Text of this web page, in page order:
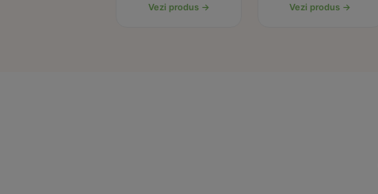
Vezi produs → Vezi produs →